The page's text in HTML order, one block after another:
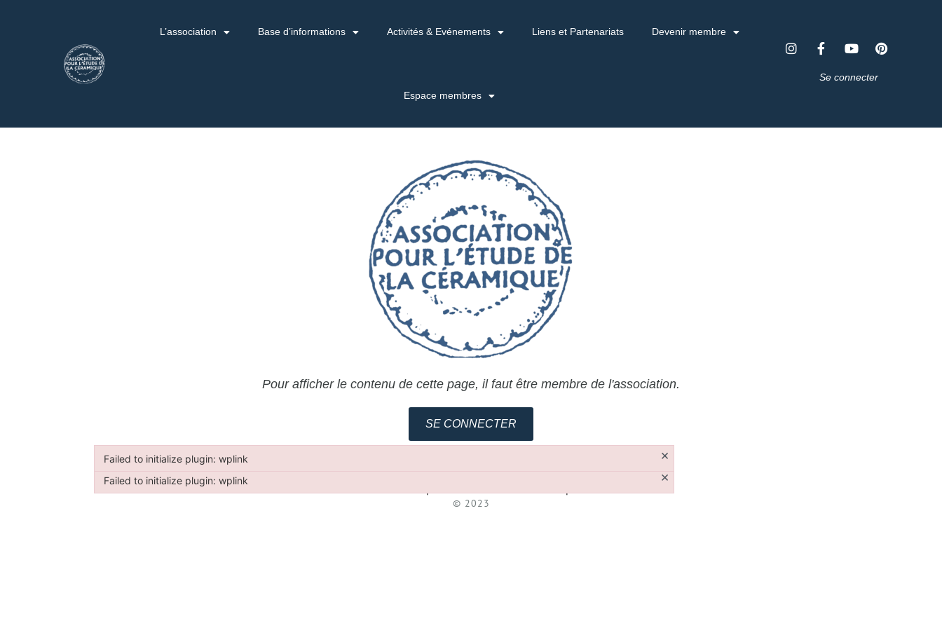
L’association Base d’informations Activités & Evénements Liens et Partenariats Devenir membre
Espace membres
Se connecter
Pour afficher le contenu de cette page, il faut être membre de l'association.
SE CONNECTER
© 2023
Failed to initialize plugin: wplink ×
Failed to initialize plugin: wplink
Failed to initialize plugin: wplink ×